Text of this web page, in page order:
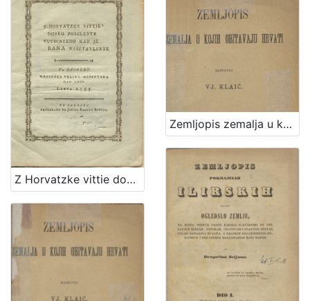
Z Horvatzke vittie dobro poselenye vuchinyeno kad je bana nasztavlenye : vu Zagrebu meszecza veliko-messnyaka dan XXXI. letta 1785
Zemljopis zemalja u kojih obitavaju Hrvati / sastavio Vj. Klaić